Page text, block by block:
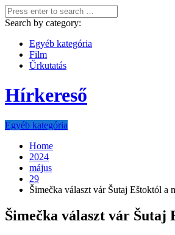
Search by category:
Egyéb kategória
Film
Űrkutatás
Hírkereső
Egyéb kategória
Home
2024
május
29
Šimečka választ vár Šutaj Eštoktól a
Šimečka választ vár Šutaj